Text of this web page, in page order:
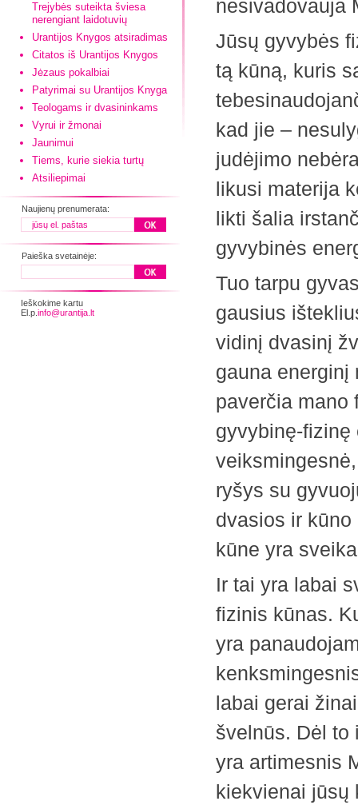
Trejybės suteikta šviesa
nerengiant laidotuvių
Urantijos Knygos atsiradimas
Citatos iš Urantijos Knygos
Jėzaus pokalbiai
Patyrimai su Urantijos Knyga
Teologams ir dvasininkams
Vyrui ir žmonai
Jaunimui
Tiems, kurie siekia turtų
Atsiliepimai
Naujienų prenumerata:
Paieška svetainėje:
Ieškokime kartu
El.p. info@urantija.lt
nesivadovauja
Jūsų gyvybės
tą kūną, kuris
kad jie –
judėjimo
likusi materija
likti šalia
gyvybinės
Tuo tarpu
gausius
vidinį dvasinį
gauna energinį
paverčia mano
gyvybinę-fizinę
ryšys su
dvasios ir
kūne yra
Ir tai yra labai
fizinis kūnas.
yra
labai gerai
švelnūs. Dėl to
yra ­artimesnis
kiekvienai jūsų